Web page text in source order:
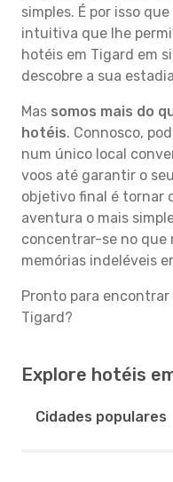
simples. É por isso
intuitiva que lhe
hotéis em Tigard em
descobre a sua
Mas somos mais do
hotéis. Connosco,
num único local
voos até garantir o
objetivo final é tornar
aventura o mais
concentrar-se no
memórias indeléveis
Pronto para
Tigard?
Explore hotéis
Cidades populares